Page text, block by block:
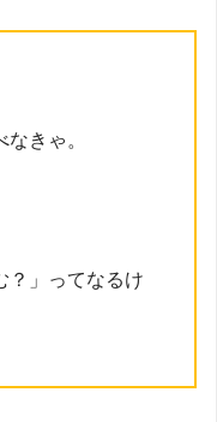
きゃ。
？」ってなるけ